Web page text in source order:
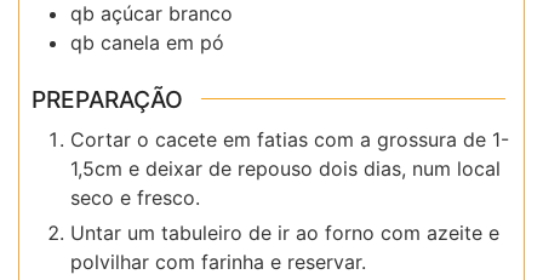
qb açúcar branco
qb canela em pó
PREPARAÇÃO
Cortar o cacete em fatias com a grossura de 1-
1,5cm e deixar de repouso dois dias, num local
seco e fresco.
Untar um tabuleiro de ir ao forno com azeite e
polvilhar com farinha e reservar.